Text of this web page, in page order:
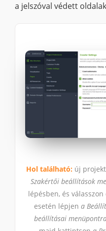
a jelszóval védett
Hol található: új
Szakértői beállítások
lépésben, és
esetén lépjen a
beállításai